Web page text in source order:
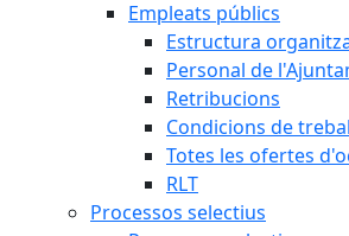
Empleats públics
Estructura
Personal de
Retribucions
Condicions de
Totes les ofertes
RLT
Processos selectius